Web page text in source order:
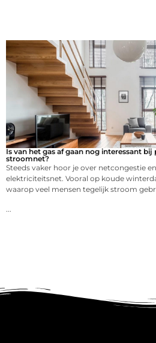
Is van het gas af gaan nog interessant
stroomnet?
Steeds vaker hoor je over netcongestie
elektriciteitsnet. Vooral op koude
waarop veel mensen tegelijk stroom